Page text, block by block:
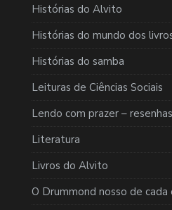
Histórias do Alvito
Histórias do mundo dos
Histórias do samba
Leituras de Ciências Sociais
Lendo com prazer –
Literatura
Livros do Alvito
O Drummond nosso de cada